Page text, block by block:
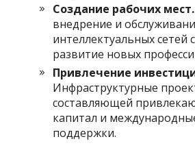
Создание рабочих мест.
внедрение и
интеллектуальных сетей
развитие новых
Привлечение
Инфраструктурные
составляющей
капитал и
поддержки.